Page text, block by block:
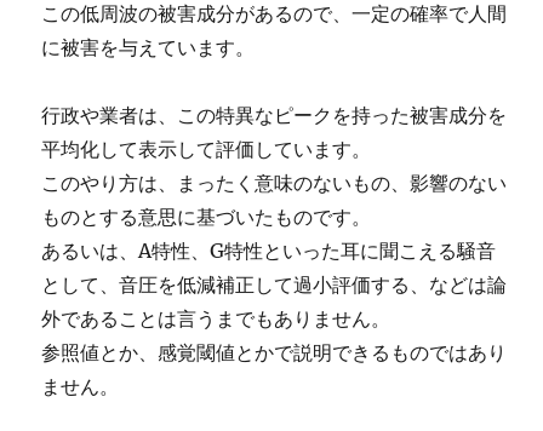
この低周波の被害成分があるので、一定の確率で人間
に被害を与えています。
行政や業者は、この特異なピークを持った被害成分を
平均化して表示して評価しています。
このやり方は、まったく意味のないもの、影響のない
ものとする意思に基づいたものです。
あるいは、A特性、G特性といった耳に聞こえる騒音
として、音圧を低減補正して過小評価する、などは論
外であることは言うまでもありません。
参照値とか、感覚閾値とかで説明できるものではあり
ません。